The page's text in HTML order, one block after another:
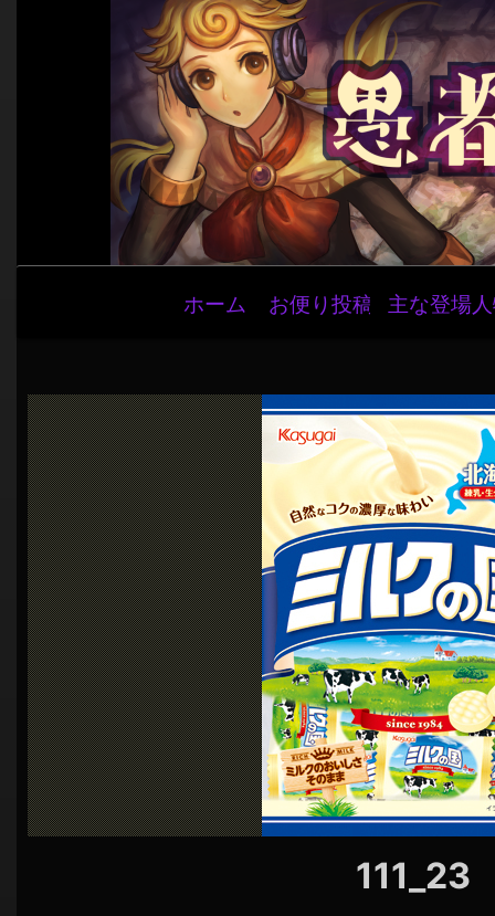
ビ
ゲ
ー
シ
ョ
ン
ホーム お便り投稿 主な登場
111_23